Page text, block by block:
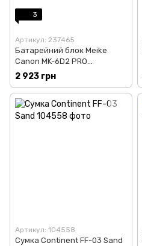
3
Артикул: 237465
Батарейний блок Meike
Canon MK-6D2 PRO
(BG950096)
2 923 грн
Артикул: 104558
Сумка Continent FF-03 Sand